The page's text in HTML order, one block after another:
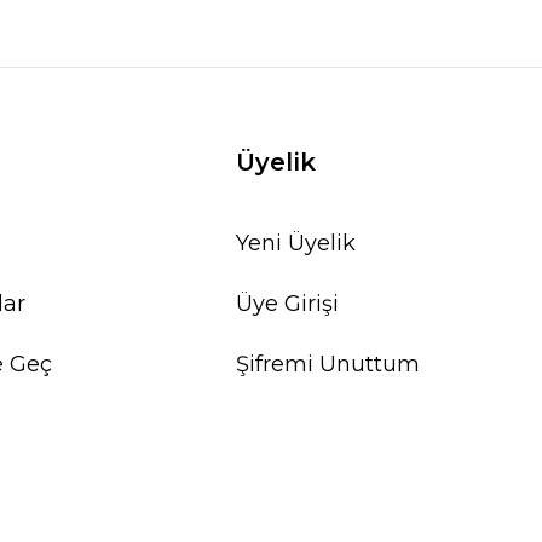
Geç
Üyelik
Yeni Üyelik
Üye Girişi
Şifremi Unuttum